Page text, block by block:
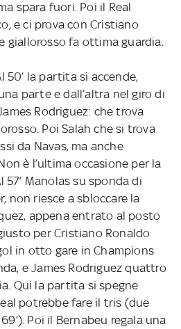
spara fuori. Poi il Real
e ci prova con Cristiano
giallorosso fa ottima guardia.
50’ la partita si accende,
parte e dall’altra nel giro di
Rodriguez: che trova
Poi Salah che si trova
da Navas, ma anche
è l’ultima occasione per la
Manolas su sponda di
non riesce a sbloccare la
appena entrato al posto
per Cristiano Ronaldo
in otto gare in Champions
e James Rodriguez quattro
Qui la partita si spegne
potrebbe fare il tris (due
Poi il Bernabeu regala una